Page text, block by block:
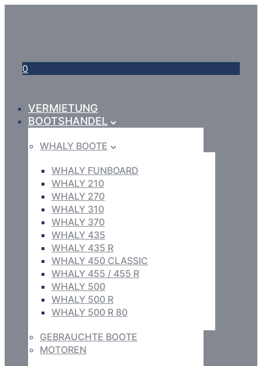
0
VERMIETUNG
BOOTSHANDEL
WHALY BOOTE
WHALY FUNBOARD
WHALY 210
WHALY 270
WHALY 310
WHALY 370
WHALY 435
WHALY 435 R
WHALY 450 CLASSIC
WHALY 455 / 455 R
WHALY 500
WHALY 500 R
WHALY 500 R 80
GEBRAUCHTE BOOTE
MOTOREN